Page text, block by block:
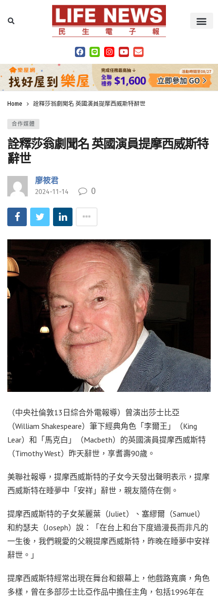
Home 詮釋莎翁劇聞名 英國演員提摩西威斯特辭世
合作媒體
詮釋莎翁劇聞名 英國演員提摩西威斯特
辭世
廖筱君
2024-11-14 0
（中央社倫敦13日綜合外電報導）曾演出莎士比亞
（William Shakespeare）筆下經典角色「李爾王」（King
Lear）和「馬克白」（Macbeth）的英國演員提摩西威斯特
（Timothy West）昨天辭世，享耆壽90歲。
美聯社報導，提摩西威斯特的子女今天發出聲明表示，提摩
西威斯特在睡夢中「安祥」辭世，親友隨侍在側。
提摩西威斯特的子女茱麗葉（Juliet）、塞繆爾（Samuel）
和約瑟夫（Joseph）說：「在台上和台下度過漫長而非凡的
一生後，我們親愛的父親提摩西威斯特，昨晚在睡夢中安祥
辭世。」
提摩西威斯特經常出現在舞台和銀幕上，他戲路寬廣，角色
多樣，曾在多部莎士比亞作品中擔任主角，包括1996年在